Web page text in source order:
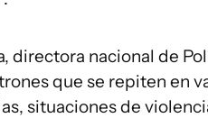
directora nacional de
que se repiten en
situaciones de